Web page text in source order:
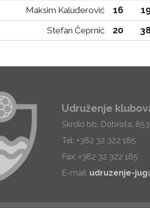
Maksim Kaluđerović
16
Stefan Čeprnić
20
Udruženje
Škrdio bb, Dobrota,
Tel: +382 32 322 185
Fax: +382 32 322 185
E-mail: udruzenje-